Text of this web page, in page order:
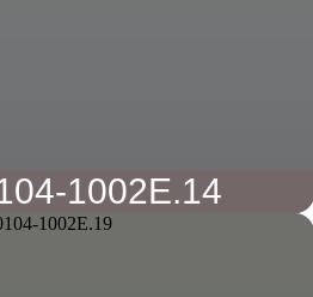
1002E.14